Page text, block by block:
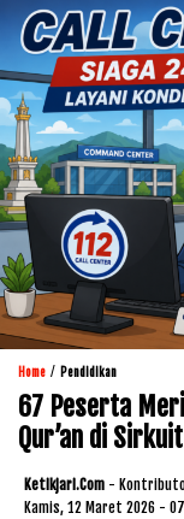
Home / Pendidikan
67 Peserta
Qur’an di
Ketikjari.com -
Kamis, 12 Maret 2026 -